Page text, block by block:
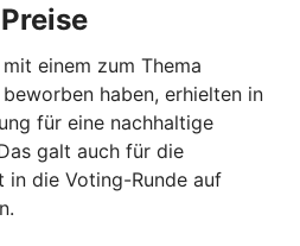
einem zum Thema
haben, erhielten in
für eine nachhaltige
galt auch für die
in die Voting-Runde auf